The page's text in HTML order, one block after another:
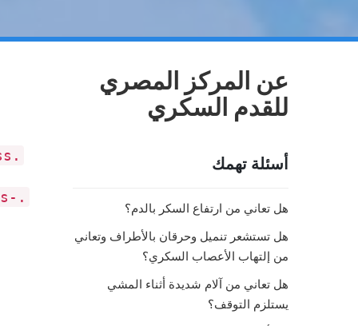
.uk-progress
عن المركز المصري
للقدم السكري
أسئلة تهمك
هل تعاني من ارتفاع السكر بالدم؟
هل تستشعر تنميل وحرقان بالأطراف وتعاني
من إلتهاب الأعصاب السكري؟
هل تعاني من آلام شديدة أثناء المشي
يستلزم التوقف؟